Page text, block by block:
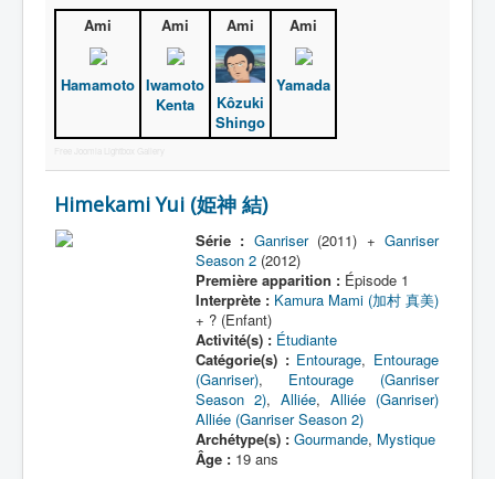
Ami
Hamamoto
Ami
Iwamoto
Kenta
Ami
Kôzuki
Shingo
Ami
Yamada
Himekami Yui (姫神 結)
Série : Ganriser(2011) + Ganriser
Season 2(2012)
Première apparition :Épisode 1
Interprète : Kamura Mami (加村 真美)
+ ? (Enfant)
Activité(s) : Étudiante
Catégorie(s) : Entourage, Entourage
(Ganriser), Entourage (Ganriser
Season 2), Alliée, Alliée (Ganriser)
Alliée (Ganriser Season 2)
Archétype(s) : Gourmande, Mystique
Âge :19 ans